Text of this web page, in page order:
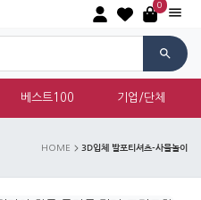
0
베스트100 기업/단체
HOME 3D입체 발포티셔츠-사물놀이